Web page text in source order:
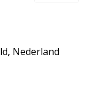
Nederland